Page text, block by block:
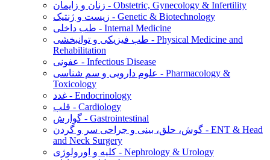
زنان و زایمان - Obstetric, Gynecology & Infertility
زیست و ژنتیک - Genetic & Biotechnology
طب داخلی - Internal Medicine
طب فیزیکی و توانبخشی - Physical Medicine and
Rehabilitation
عفونی - Infectious Disease
علوم دارویی و سم شناسی - Pharmacology &
Toxicology
غدد - Endocrinology
قلب - Cardiology
گوارش - Gastrointestinal
گوش، حلق، بینی و جراحی سر و گردن - ENT & Head
and Neck Surgery
کلیه و اورولوژی - Nephrology & Urology